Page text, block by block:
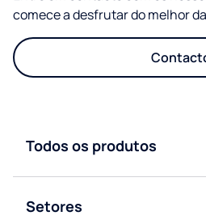
comece a desfrutar do melhor
Todos os produtos
Dispensadores
garrafão
Setores